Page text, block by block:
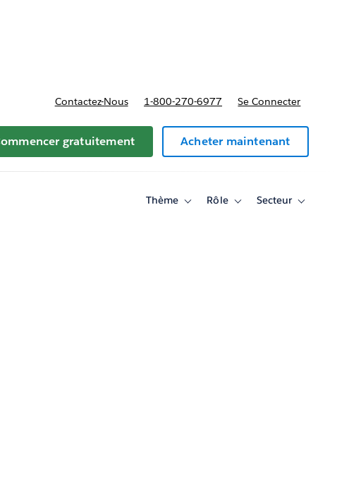
et tarifs
Contactez-Nous 1-800-270-6977 Se Connecter
gratuitement Acheter maintenant
Thème
ToggleRôle
ToggleSecteur
Toggle